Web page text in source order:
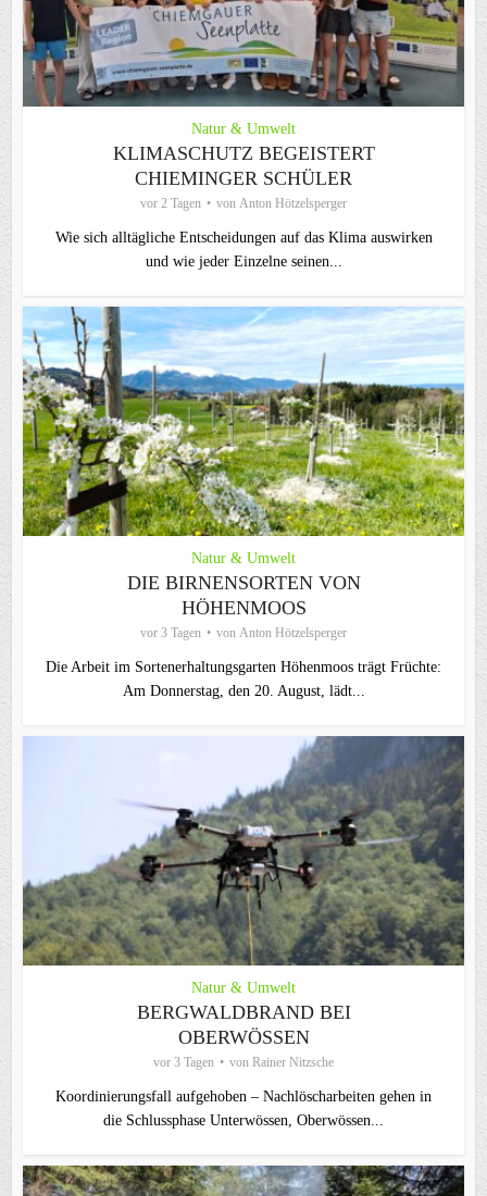
Natur & Umwelt
KLIMASCHUTZ BEGEISTERT
CHIEMINGER SCHÜLER
vor 2 Tagen von Anton Hötzelsperger
Wie sich alltägliche Entscheidungen auf das Klima auswirken
und wie jeder Einzelne seinen...
Natur & Umwelt
DIE BIRNENSORTEN VON
HÖHENMOOS
vor 3 Tagen von Anton Hötzelsperger
Die Arbeit im Sortenerhaltungsgarten Höhenmoos trägt Früchte:
Am Donnerstag, den 20. August, lädt...
Natur & Umwelt
BERGWALDBRAND BEI
OBERWÖSSEN
vor 3 Tagen von Rainer Nitzsche
Koordinierungsfall aufgehoben – Nachlöscharbeiten gehen in
die Schlussphase Unterwössen, Oberwössen...